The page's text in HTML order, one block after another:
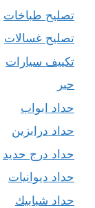
تصليح طباخات
تصليح غسالات
تكييف سيارات
حبر
حداد ابواب
حداد درابزين
حداد درج حديد
حداد ديوانيات
حداد شبابيك